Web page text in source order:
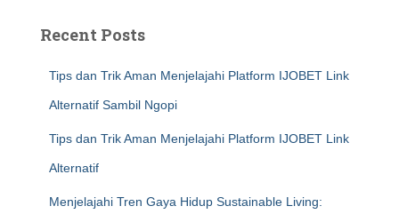
Recent Posts
Tips dan Trik Aman Menjelajahi Platform IJOBET Link
Alternatif Sambil Ngopi
Tips dan Trik Aman Menjelajahi Platform IJOBET Link
Alternatif
Menjelajahi Tren Gaya Hidup Sustainable Living: